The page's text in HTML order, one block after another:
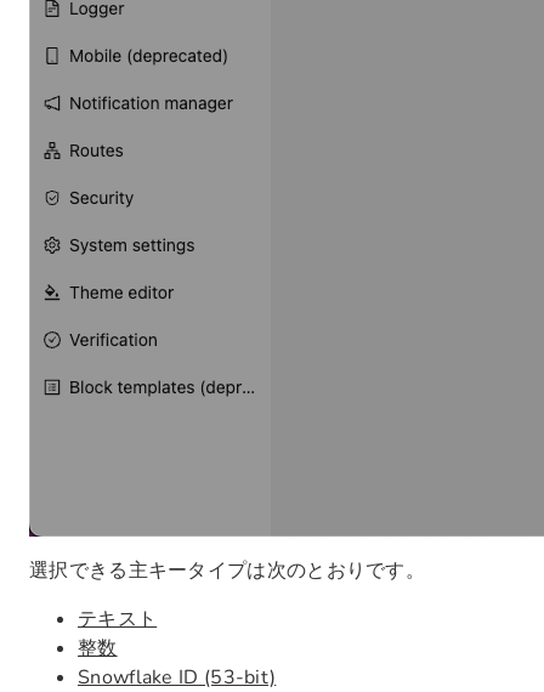
選択できる主キータイプは次のとおりです。
テキスト
整数
Snowflake ID (53-bit)